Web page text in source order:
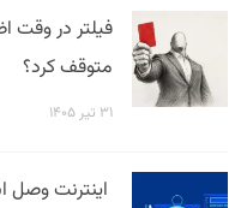
متوقف کرد؟
۳۱ تیر ۱۴۰۵
اینترنت وصل